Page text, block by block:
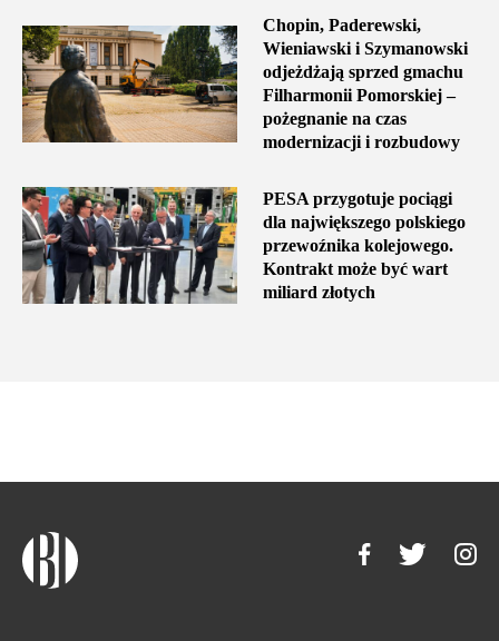
Chopin, Paderewski,
Wieniawski i Szymanowski
odjeżdżają sprzed gmachu
Filharmonii Pomorskiej –
pożegnanie na czas
modernizacji i rozbudowy
PESA przygotuje pociągi
dla największego polskiego
przewoźnika kolejowego.
Kontrakt może być wart
miliard złotych